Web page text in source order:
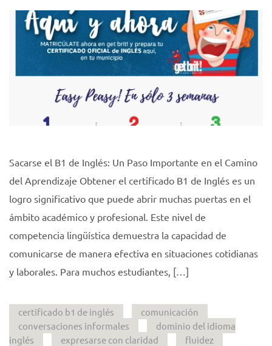
Sacarse el B1 de Inglés: Un Paso Importante en el Camino
del Aprendizaje Obtener el certificado B1 de Inglés es un
logro significativo que puede abrir muchas puertas en el
ámbito académico y profesional. Este nivel de
competencia lingüística demuestra la capacidad de
comunicarse de manera efectiva en situaciones cotidianas
y laborales. Para muchos estudiantes, […]
certificado b1 de inglés
comunicación
conversaciones informales
dominio del idioma
inglés
expresarse con claridad
fluidez